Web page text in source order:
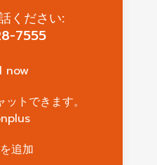
ください:
7555
トできます。